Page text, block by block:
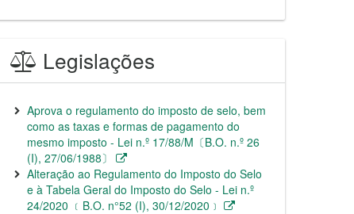
Legislações
Aprova o regulamento do imposto de selo, bem
como as taxas e formas de pagamento do
mesmo imposto - Lei n.º 17/88/M〔B.O. n.º 26
(I), 27/06/1988〕
Alteração ao Regulamento do Imposto do Selo
e à Tabela Geral do Imposto do Selo - Lei n.º
24/2020 ﹝B.O. n°52 (I), 30/12/2020﹞